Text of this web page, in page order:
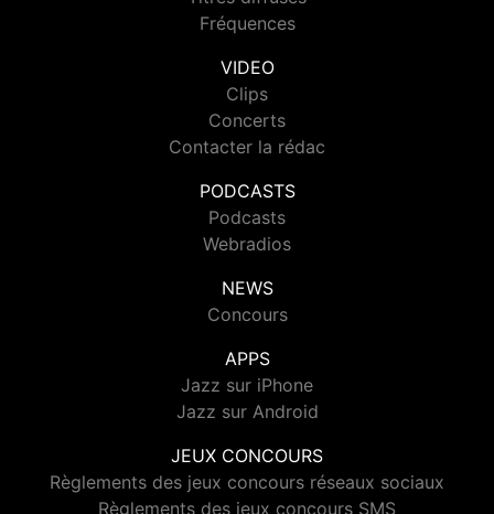
Fréquences
VIDEO
Clips
Concerts
Contacter la rédac
PODCASTS
Podcasts
Webradios
NEWS
Concours
APPS
Jazz sur iPhone
Jazz sur Android
JEUX CONCOURS
Règlements des jeux concours réseaux sociaux
Règlements des jeux concours SMS